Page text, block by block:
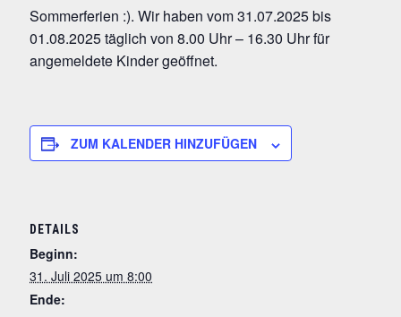
Sommerferien :). Wir haben vom 31.07.2025 bis
01.08.2025 täglich von 8.00 Uhr – 16.30 Uhr für
angemeldete Kinder geöffnet.
ZUM KALENDER HINZUFÜGEN
DETAILS
Beginn:
31. Juli 2025 um 8:00
Ende: